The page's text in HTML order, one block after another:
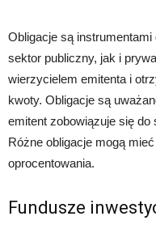
Obligacje są instrumentami
sektor publiczny, jak i
wierzycielem emitenta i
kwoty. Obligacje są
emitent zobowiązuje się do
Różne obligacje mogą
oprocentowania.
Fundusze